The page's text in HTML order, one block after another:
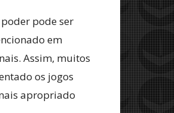
pode ser
em
Assim, muitos
os jogos
apropriado